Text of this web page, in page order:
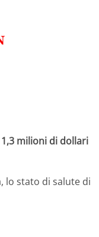
milioni di dollari
lo stato di salute di